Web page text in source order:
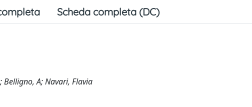
Scheda completa (DC)
Belligno, A; Navari, Flavia